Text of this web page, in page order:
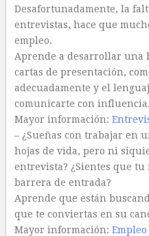
Desafortunadamente, la
entrevistas, hace que
empleo.
Aprende a desarrollar una
cartas de presentación,
adecuadamente y el
comunicarte con influencia.
Mayor información:
– ¿Sueñas con trabajar en
hojas de vida, pero ni
entrevista? ¿Sientes que
barrera de entrada?
Aprende que están
que te conviertas en su
Mayor información: